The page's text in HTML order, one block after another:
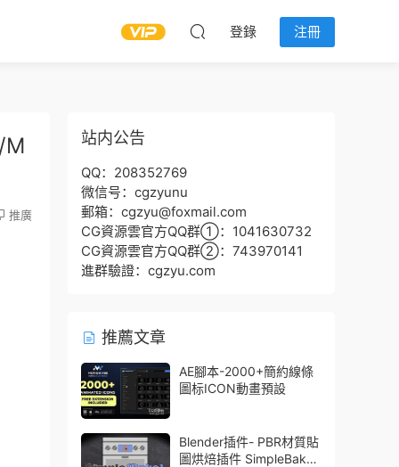
登錄 注冊
M
推廣
站内公告
QQ：208352769
微信号：cgzyunu
郵箱：cgzyu@foxmail.com
CG資源雲官方QQ群①：1041630732
CG資源雲官方QQ群②：743970141
進群驗證：cgzyu.com
推薦文章
AE腳本-2000+簡約線條
圖标ICON動畫預設
Blender插件- PBR材質貼
圖烘焙插件 SimpleBake